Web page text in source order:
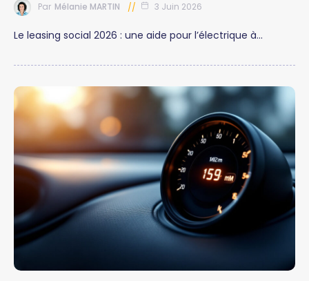
Par Mélanie MARTIN 3 Juin 2026
Le leasing social 2026 : une aide pour l’électrique à…